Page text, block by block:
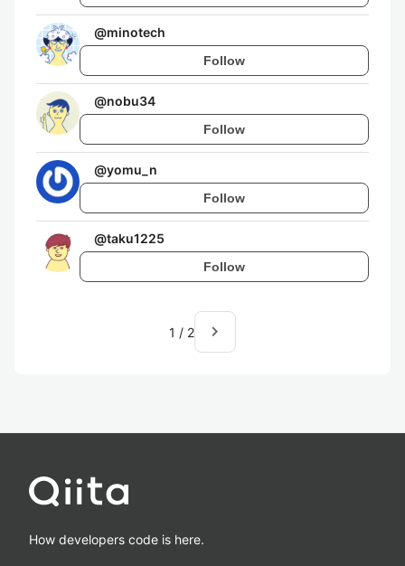
@minotech
Follow
@nobu34
Follow
@yomu_n
Follow
@taku1225
Follow
1 / 2 navigate_next
How developers code is here.